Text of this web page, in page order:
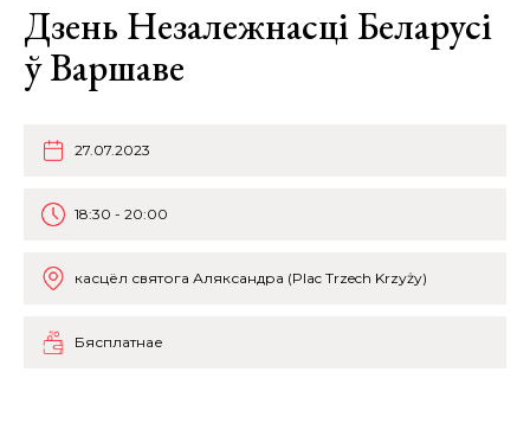
Дзень Незалежнасці Беларусі
ў Варшаве
27.07.2023
18:30 - 20:00
касцёл святога Аляксандра (Plac Trzech Krzyży)
Бясплатнае